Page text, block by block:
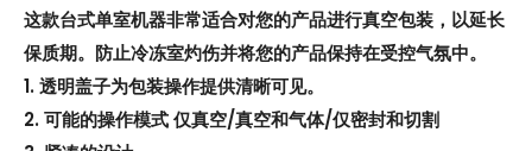
这款台式单室机器非常适合对您的产品进行真空包装，以延长
保质期。防止冷冻室灼伤并将您的产品保持在受控气氛中。
1. 透明盖子为包装操作提供清晰可见。
2. 可能的操作模式 仅真空/真空和气体/仅密封和切割